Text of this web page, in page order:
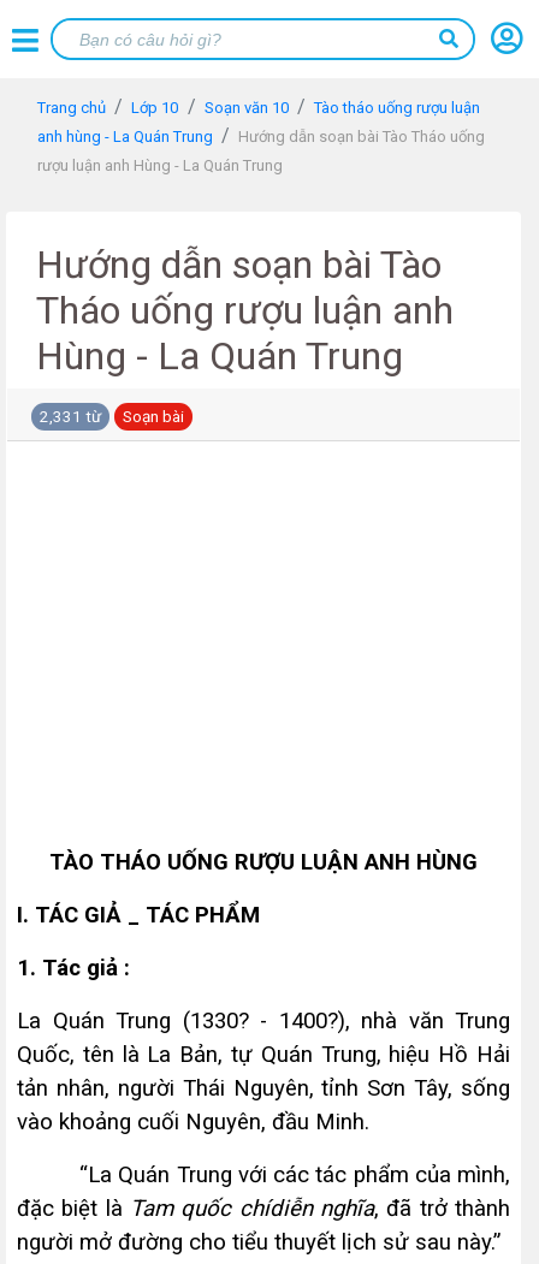
Trang chủ Lớp 10 Soạn văn 10
Tào tháo uống rượu luận
anh hùng - La Quán Trung
Hướng dẫn soạn bài Tào Tháo uống
rượu luận anh Hùng - La Quán Trung
Hướng dẫn soạn bài Tào
Tháo uống rượu luận anh
Hùng - La Quán Trung
2,331 từ Soạn bài
TÀO THÁO UỐNG RƯỢU LUẬN ANH HÙNG
I. TÁC GIẢ _ TÁC PHẨM
1. Tác giả :
La Quán Trung (1330? - 1400?), nhà văn Trung
Quốc, tên là La Bản, tự Quán Trung, hiệu Hồ Hải
tản nhân, người Thái Nguyên, tỉnh Sơn Tây, sống
vào khoảng cuối Nguyên, đầu Minh.
“La Quán Trung với các tác phẩm của mình,
đặc biệt là Tam quốc chídiễn nghĩa, đã trở thành
người mở đường cho tiểu thuyết lịch sử sau này.”